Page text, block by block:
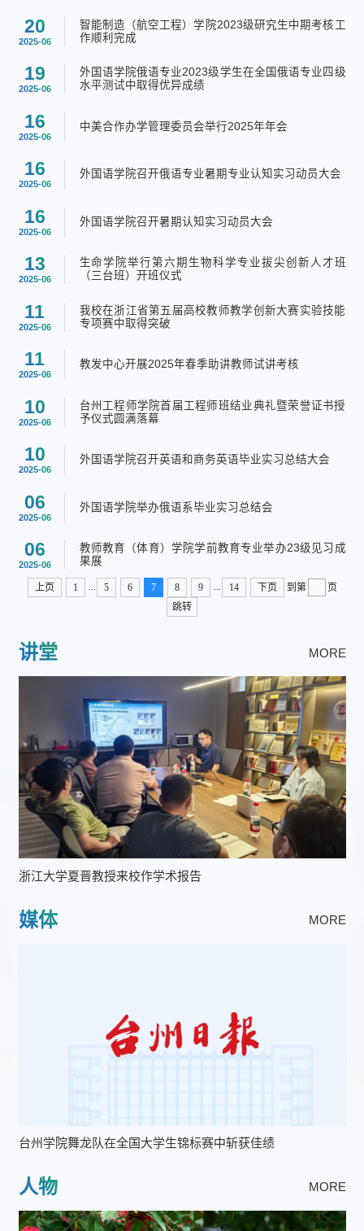
20
2025-06
智能制造（航空工程）学院2023级研究生中期考核工
作顺利完成
19
2025-06
外国语学院俄语专业2023级学生在全国俄语专业四级
水平测试中取得优异成绩
16
2025-06
中美合作办学管理委员会举行2025年年会
16
2025-06
外国语学院召开俄语专业暑期专业认知实习动员大会
16
2025-06
外国语学院召开暑期认知实习动员大会
13
2025-06
生命学院举行第六期生物科学专业拔尖创新人才班
（三台班）开班仪式
11
2025-06
我校在浙江省第五届高校教师教学创新大赛实验技能
专项赛中取得突破
11
2025-06
教发中心开展2025年春季助讲教师试讲考核
10
2025-06
台州工程师学院首届工程师班结业典礼暨荣誉证书授
予仪式圆满落幕
10
2025-06
外国语学院召开英语和商务英语毕业实习总结大会
06
2025-06
外国语学院举办俄语系毕业实习总结会
06
2025-06
教师教育（体育）学院学前教育专业举办23级见习成
果展
上页 1 ... 5 6 7 8 9 ... 14 下页 到第
页
跳转
讲堂 MORE
浙江大学夏晋教授来校作学术报告
媒体 MORE
台州学院舞龙队在全国大学生锦标赛中斩获佳绩
人物 MORE